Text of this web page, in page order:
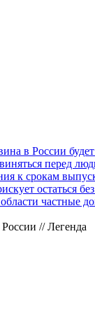
в России
перед
к срокам
остаться
частные
// Легенда